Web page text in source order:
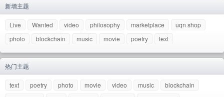
新增主题
Live Wanted video philosophy marketplace
uqn shop
photo
blockchain music movie poetry text
热门主题
text poetry photo movie video music
blockchain